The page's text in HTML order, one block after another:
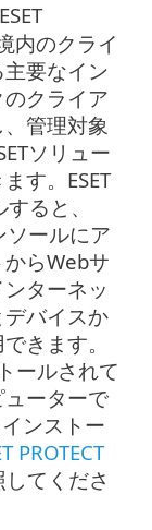
内のクライ
要なイン
クライア
管理対象
ソリュー
す。ESET
ると、
ールにア
らWebサ
ターネッ
デバイスか
きます。
ールされて
ーターで
インストー
PROTECT
してくださ